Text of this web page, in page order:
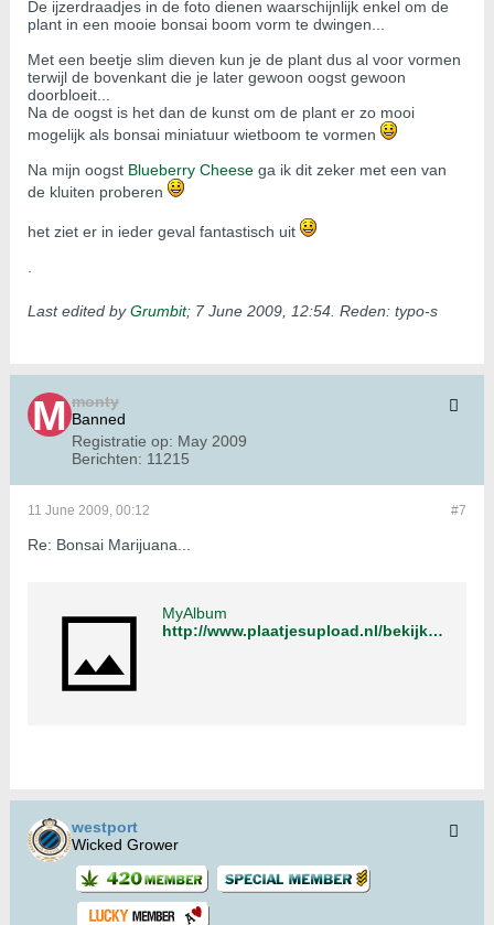
De ijzerdraadjes in de foto dienen waarschijnlijk enkel om de
plant in een mooie bonsai boom vorm te dwingen...
Met een beetje slim dieven kun je de plant dus al voor vormen
terwijl de bovenkant die je later gewoon oogst gewoon
doorbloeit...
Na de oogst is het dan de kunst om de plant er zo mooi
mogelijk als bonsai miniatuur wietboom te vormen
Na mijn oogst Blueberry Cheese ga ik dit zeker met een van
de kluiten proberen
het ziet er in ieder geval fantastisch uit
Last edited byGrumbit; 7 June 2009, 12:54 Reden: typo-s
monty
Banned
Registratie op: May 2009
Berichten: 11215
#7
11 June 2009, 00:12
Re: Bonsai Marijuana...
MyAlbum
http://www.plaatjesupload.nl/bekijken/1657962.html
westport
Wicked Grower